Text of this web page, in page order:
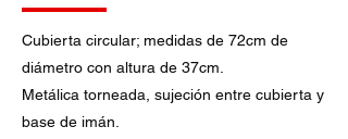
Cubierta circular; medidas de 72cm de
diámetro con altura de 37cm.
Metálica torneada, sujeción entre cubierta y
base de imán.